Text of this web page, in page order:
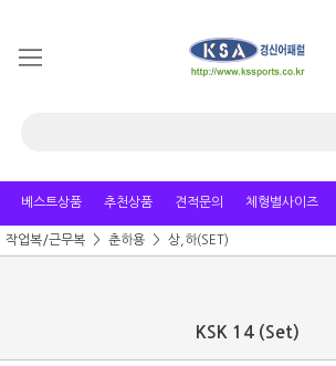
베스트상품 추천상품 견적문의 체형별사이즈
작업복/근무복 춘하용 상,하(SET)
KSK 14 (Set)